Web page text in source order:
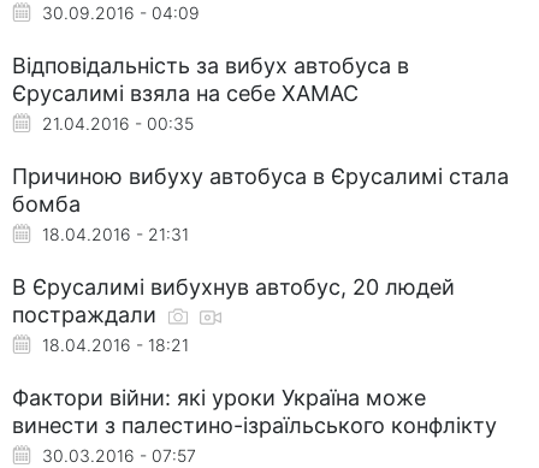
30.09.2016 - 04:09
Відповідальність за вибух автобуса в
Єрусалимі взяла на себе ХАМАС
21.04.2016 - 00:35
Причиною вибуху автобуса в Єрусалимі стала
бомба
18.04.2016 - 21:31
В Єрусалимі вибухнув автобус, 20 людей
постраждали
18.04.2016 - 18:21
Фактори війни: які уроки Україна може
винести з палестино-ізраїльського конфлікту
30.03.2016 - 07:57